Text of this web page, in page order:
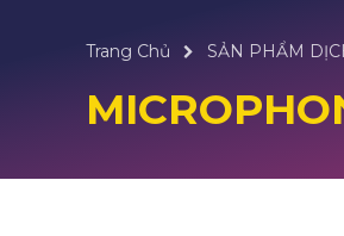
Trang Chủ SẢN PHẨM